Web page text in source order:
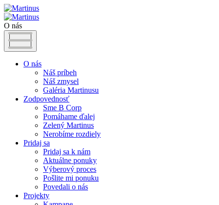
O nás
O nás
Náš príbeh
Náš zmysel
Galéria Martinusu
Zodpovednosť
Sme B Corp
Pomáhame ďalej
Zelený Martinus
Nerobíme rozdiely
Pridaj sa
Pridaj sa k nám
Aktuálne ponuky
Výberový proces
Pošlite mi ponuku
Povedali o nás
Projekty